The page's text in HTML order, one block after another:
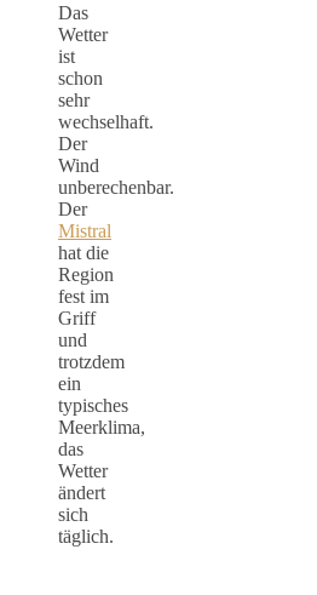
Das
Wetter
ist
schon
sehr
wechselhaft.
Der
Wind
unberechenbar.
Der
Mistral
hat die
Region
fest im
Griff
und
trotzdem
ein
typisches
Meerklima,
das
Wetter
ändert
sich
täglich.